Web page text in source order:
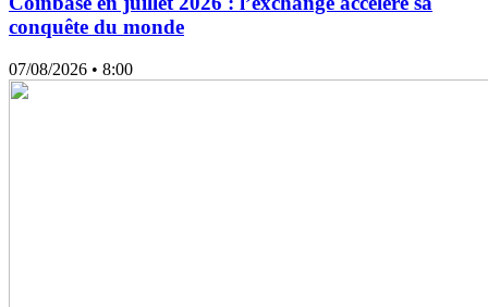
conquête du monde
07/08/2026 • 8:00